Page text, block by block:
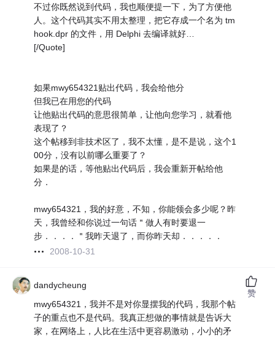
不过你既然说到代码，我也顺便提一下，为了方便他
人。这个代码其实不用太整理，把它存成一个名为 tm
hook.dpr 的文件，用 Delphi 去编译就好…
[/Quote]
如果mwy654321贴出代码，我会给他分
但我已在用您的代码
让他贴出代码的意思很简单，让他向您学习，就看他
表现了？
这个帖移到非技术区了，我不太懂，是不是说，这个1
00分，没有以前哪么重要了？
如果是的话，等他贴出代码后，我会重新开帖给他
分．
mwy654321，我的好意，不知，你能领会多少呢？昨
天，我曾经和你说过一句话＂做人有时要退一
步．．．．＂我昨天退了，而你昨天却．．．．．
2008-10-31
dandycheung
mwy654321，我并不是对你显摆我的代码，我那个帖
子的重点也不是代码。我真正想做的事情就是告诉大
家，在网络上，人比在生活中更容易激动，小小的矛
赞